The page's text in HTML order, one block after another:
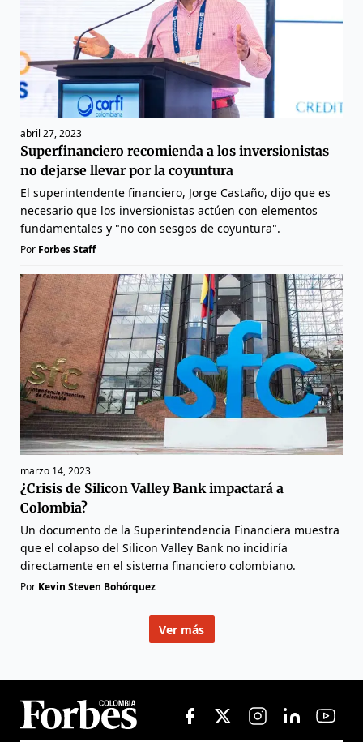
abril 27, 2023
Superfinanciero recomienda a los inversionistas
no dejarse llevar por la coyuntura
El superintendente financiero, Jorge Castaño, dijo que es
necesario que los inversionistas actúen con elementos
fundamentales y "no con sesgos de coyuntura".
Por Forbes Staff
marzo 14, 2023
¿Crisis de Silicon Valley Bank impactará a
Colombia?
Un documento de la Superintendencia Financiera muestra
que el colapso del Silicon Valley Bank no incidiría
directamente en el sistema financiero colombiano.
Por Kevin Steven Bohórquez
Ver más